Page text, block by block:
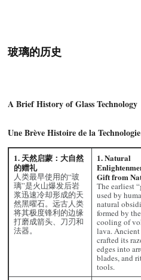
玻璃的历史
A Brief History ofGlass Technology
Une Brève Histoire de la
1. 天然启蒙：大自然
的赠礼
人类最早使用的“玻
璃”是火山爆发后岩
浆迅速冷却形成的天
然黑曜石。远古人类
将其极度锋利的边缘
打磨成箭头、刀刃和
法器。
1. Natural
Gift from
The earliest
used by
natural
formed by
cooling of
lava.
crafted its
edges into
blades, and
tools.